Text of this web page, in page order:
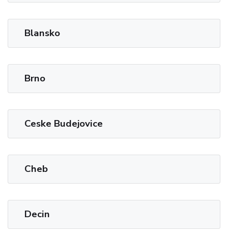
Blansko
Brno
Ceske Budejovice
Cheb
Decin